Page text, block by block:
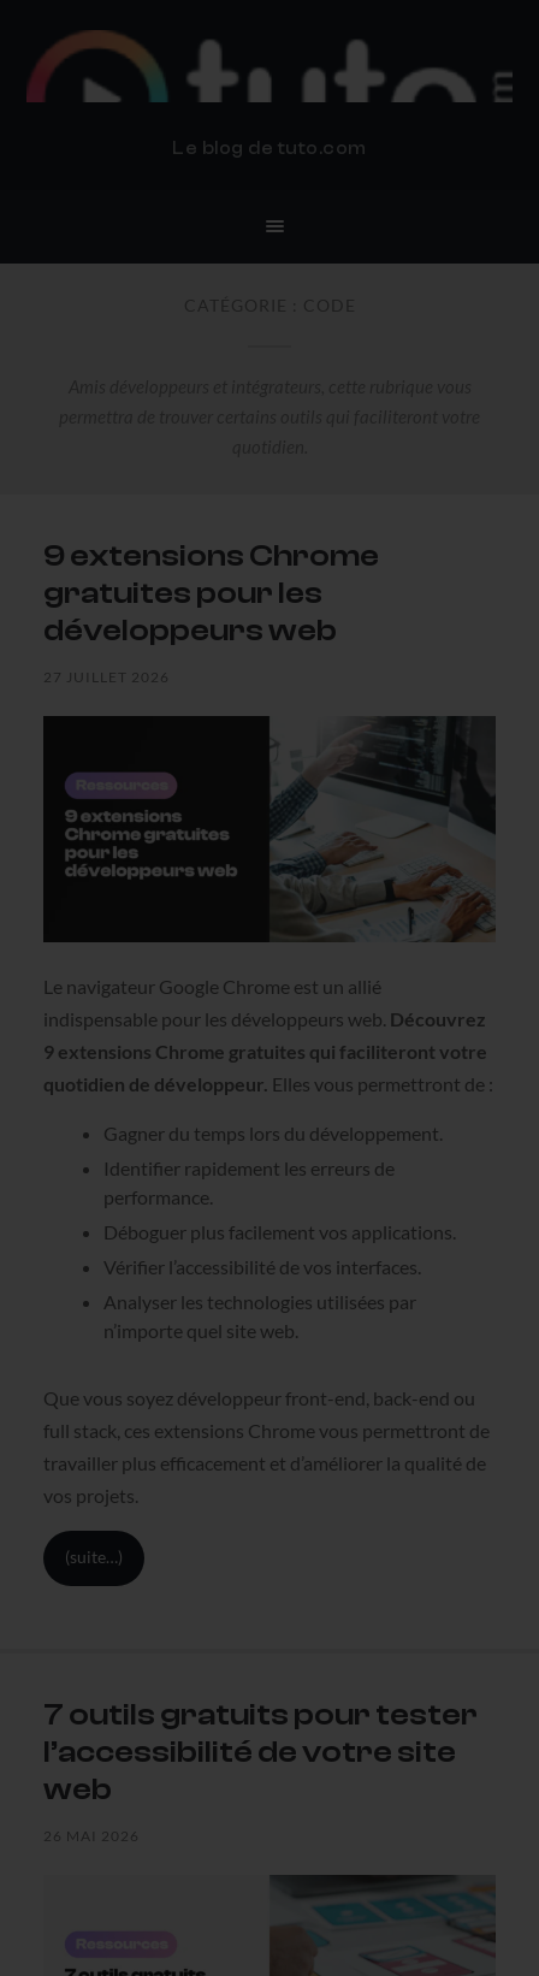
Le blog de tuto.com
9 extensions Chrome
gratuites pour les
développeurs web
27 JUILLET 2026
Le navigateur Google Chrome est un allié
indispensable pour les développeurs web. Découvrez
9 extensions Chrome gratuites qui faciliteront votre
quotidien de développeur. Elles vous permettront de :
Gagner du temps lors du développement.
Identifier rapidement les erreurs de
performance.
Déboguer plus facilement vos applications.
Vérifier l’accessibilité de vos interfaces.
Analyser les technologies utilisées par
n’importe quel site web.
Que vous soyez développeur front-end, back-end ou
full stack, ces extensions Chrome vous permettront de
travailler plus efficacement et d’améliorer la qualité de
vos projets.
(suite…)
7 outils gratuits pour tester
l’accessibilité de votre site
web
26 MAI 2026